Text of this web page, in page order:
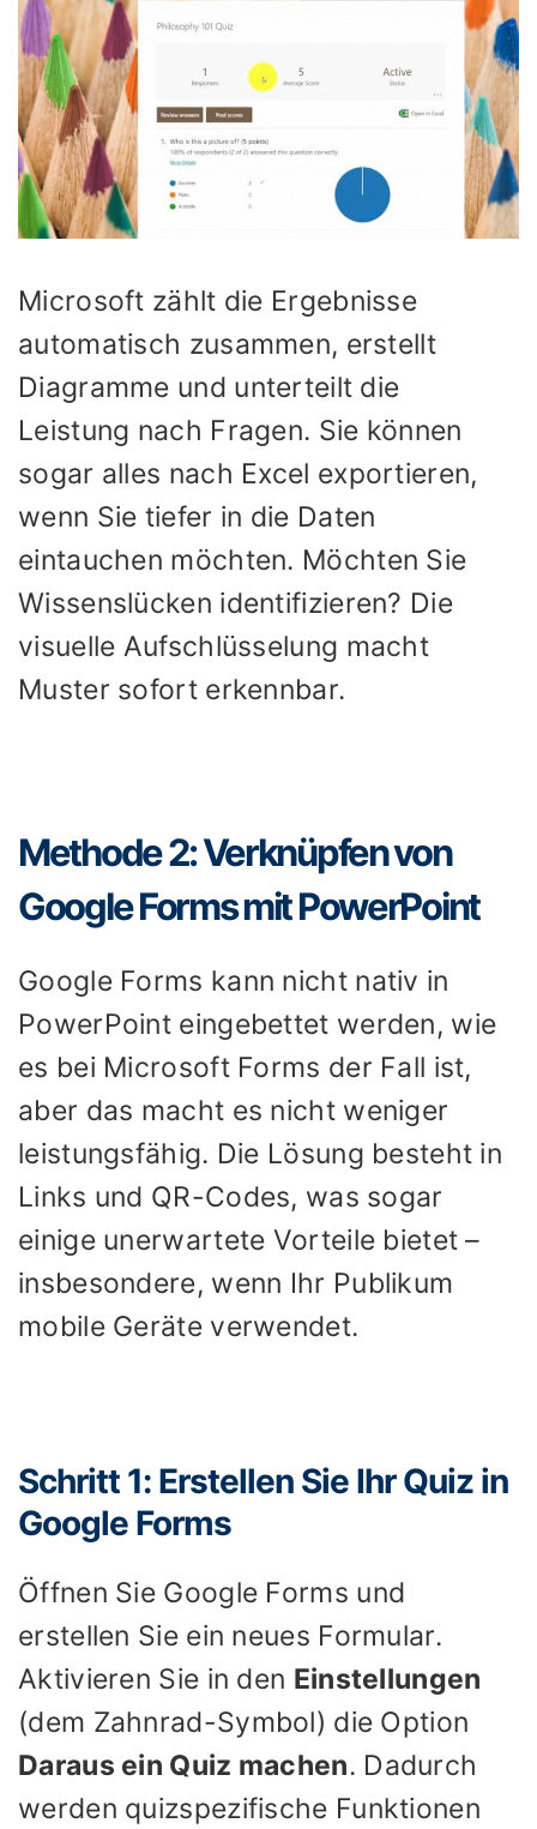
Microsoft zählt die Ergebnisse
automatisch zusammen, erstellt
Diagramme und unterteilt die
Leistung nach Fragen. Sie können
sogar alles nach Excel exportieren,
wenn Sie tiefer in die Daten
eintauchen möchten. Möchten Sie
Wissenslücken identifizieren? Die
visuelle Aufschlüsselung macht
Muster sofort erkennbar.
Methode 2: Verknüpfen von
Google Forms mit PowerPoint
Google Forms kann nicht nativ in
PowerPoint eingebettet werden, wie
es bei Microsoft Forms der Fall ist,
aber das macht es nicht weniger
leistungsfähig. Die Lösung besteht in
Links und QR-Codes, was sogar
einige unerwartete Vorteile bietet –
insbesondere, wenn Ihr Publikum
mobile Geräte verwendet.
Schritt 1: Erstellen Sie Ihr Quiz in
Google Forms
Öffnen Sie Google Forms und
erstellen Sie ein neues Formular.
Aktivieren Sie in den Einstellungen
(dem Zahnrad-Symbol) die Option
Daraus ein Quiz machen. Dadurch
werden quizspezifische Funktionen